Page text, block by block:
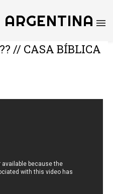
// CASA BÍBLICA